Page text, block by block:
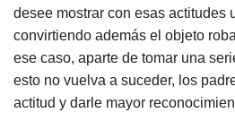
desee mostrar con esas actitudes
convirtiendo además el objeto
ese caso, aparte de tomar una
esto no vuelva a suceder, los
actitud y darle mayor